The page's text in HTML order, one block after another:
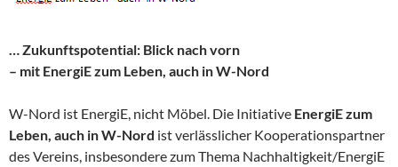
… Zukunftspotential: Blick nach vorn
– mit EnergiE zum Leben, auch in W-Nord
W-Nord ist EnergiE, nicht Möbel. Die Initiative EnergiE zum
Leben, auch in W-Nord ist verlässlicher Kooperationspartner
des Vereins, insbesondere zum Thema Nachhaltigkeit/EnergiE